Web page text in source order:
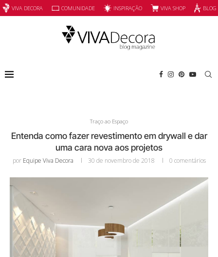
VIVA DECORA COMUNIDADE INSPIRAÇÃO VIVA SHOP
Traço ao Espaço
Entenda como fazer revestimento em drywall e dar
uma cara nova aos projetos
por Equipe Viva Decora 30 de novembro de 2018 0 comentários